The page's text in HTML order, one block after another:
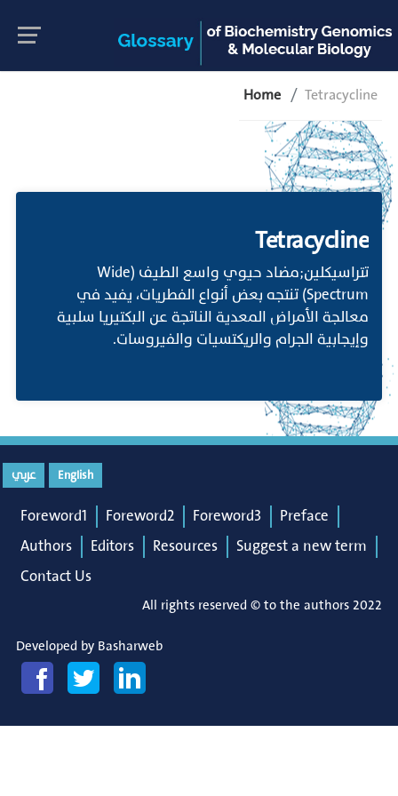
Home Tetracycline
Tetracycline
تتراسيكلين;مضاد حيوي واسع الطيف (Wide
Spectrum) تنتجه بعض أنواع الفطريات، يفيد في
معالجة الأمراض المعدية الناتجة عن البكتيريا سلبية
وإيجابية الجرام والريكتسيات والفيروسات.
English عربي
Foreword1 Foreword2 Foreword3
Preface
Authors
Editors Resources
Suggest a new term
Contact Us
All rights reserved © to the authors 2022
Developed by Basharweb